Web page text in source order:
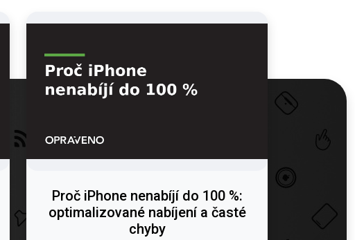
Proč iPhone nenabíjí do 100 %:
optimalizované nabíjení a časté
chyby